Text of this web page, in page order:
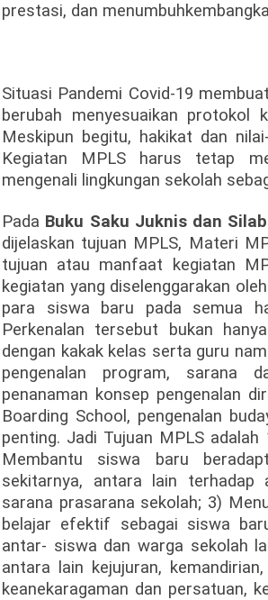
prestasi, dan
Situasi Pandemi Covid-19
berubah menyesuaikan protokol
Meskipun begitu, hakikat dan
Kegiatan MPLS harus tetap
mengenali lingkungan sekolah
Pada Buku Saku Juknis dan
dijelaskan tujuan MPLS, Materi
tujuan atau manfaat kegiatan
kegiatan yang diselenggarakan
para siswa baru pada semua
Perkenalan tersebut bukan
dengan kakak kelas serta guru
pengenalan program, sarana
penanaman konsep pengenalan
Boarding School, pengenalan
penting. Jadi Tujuan MPLS
Membantu siswa baru
sekitarnya, antara lain terhadap
sarana prasarana sekolah; 3)
belajar efektif sebagai siswa
antar- siswa dan warga sekolah
antara lain kejujuran,
keanekaragaman dan persatuan,